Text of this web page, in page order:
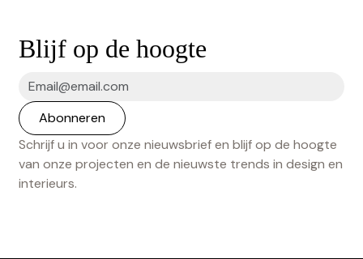
Blijf op de hoogte
Schrijf u in voor onze nieuwsbrief en blijf op de hoogte
van onze projecten en de nieuwste trends in design en
interieurs.